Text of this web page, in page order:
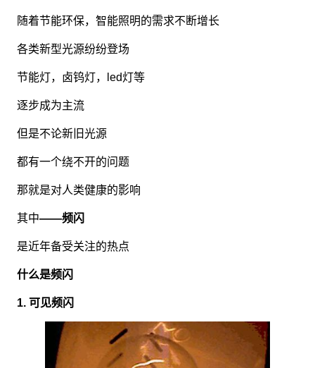
随着节能环保，智能照明的需求不断增长
各类新型光源纷纷登场
节能灯，卤钨灯，led灯等
逐步成为主流
但是不论新旧光源
都有一个绕不开的问题
那就是对人类健康的影响
其中——频闪
是近年备受关注的热点
什么是频闪
1. 可见频闪